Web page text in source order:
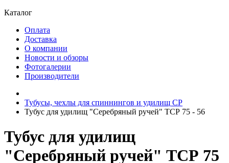
Каталог
Оплата
Доставка
О компании
Новости и обзоры
Фотогалерии
Производители
Тубусы, чехлы для спиннингов и удилищ СР
Тубус для удилищ "Серебряный ручей" ТСР 75 - 56
Тубус для удилищ
"Серебряный ручей" ТСР 75